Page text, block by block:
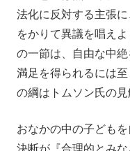
法化に反対する主張
をかりて異議を唱え
の一節は、自由な中
満足を得られるには
の綱はトムソン氏の見
おなかの中の子ども